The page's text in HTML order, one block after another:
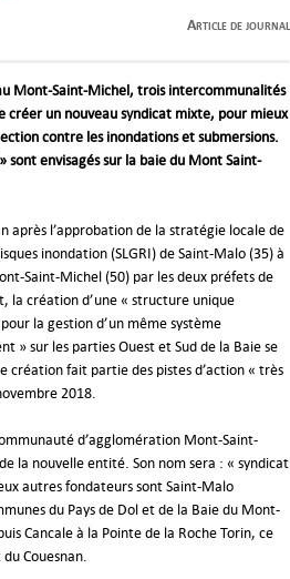
Article de journal
Mont-Saint-Michel, trois intercommunalités
créer un nouveau syndicat mixte, pour mieux
contre les inondations et submersions.
sont envisagés sur la baie du Mont Saint-
après l’approbation de la stratégie locale de
inondation (SLGRI) de Saint-Malo (35) à
Saint-Michel (50) par les deux préfets de
la création d’une « structure unique
la gestion d’un même système
» sur les parties Ouest et Sud de la Baie se
création fait partie des pistes d’action « très
2018.
d’agglomération Mont-Saint-
la nouvelle entité. Son nom sera : « syndicat
autres fondateurs sont Saint-Malo
du Pays de Dol et de la Baie du Mont-
Cancale à la Pointe de la Roche Torin, ce
Couesnan.